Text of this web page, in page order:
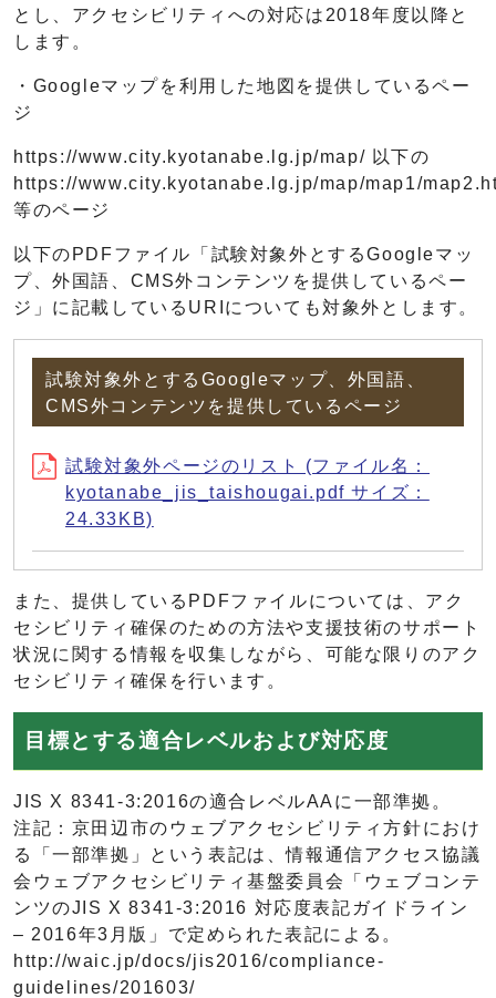
とし、アクセシビリティへの対応は2018年度以降と
します。
・Googleマップを利用した地図を提供しているペー
ジ
https://www.city.kyotanabe.lg.jp/map/ 以下の
https://www.city.kyotanabe.lg.jp/map/map1/
等のページ
以下のPDFファイル「試験対象外とするGoogleマッ
プ、外国語、CMS外コンテンツを提供しているペー
ジ」に記載しているURIについても対象外とします。
試験対象外とするGoogleマップ、外国語、
CMS外コンテンツを提供しているページ
試験対象外ページのリスト (ファイル名：
kyotanabe_jis_taishougai.pdf サイズ：
24.33KB)
また、提供しているPDFファイルについては、アク
セシビリティ確保のための方法や支援技術のサポート
状況に関する情報を収集しながら、可能な限りのアク
セシビリティ確保を行います。
目標とする適合レベルおよび対応度
JIS X 8341-3:2016の適合レベルAAに一部準拠。
注記：京田辺市のウェブアクセシビリティ方針におけ
る「一部準拠」という表記は、情報通信アクセス協議
会ウェブアクセシビリティ基盤委員会「ウェブコンテ
ンツのJIS X 8341-3:2016 対応度表記ガイドライン
‒ 2016年3月版」で定められた表記による。
http://waic.jp/docs/jis2016/compliance-
guidelines/201603/